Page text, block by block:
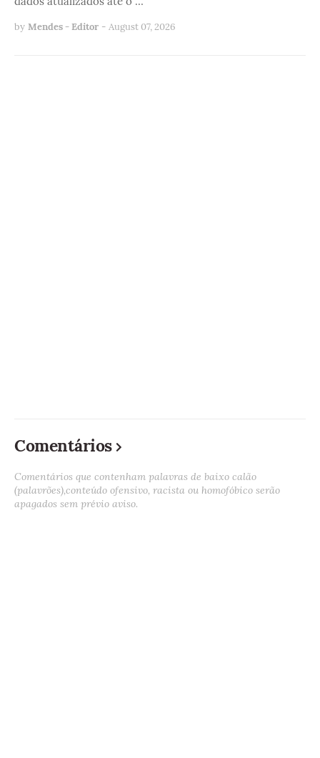
by Mendes - Editor - August 07, 2026
Comentários
Comentários que contenham palavras de baixo calão
(palavrões),conteúdo ofensivo, racista ou homofóbico serão
apagados sem prévio aviso.